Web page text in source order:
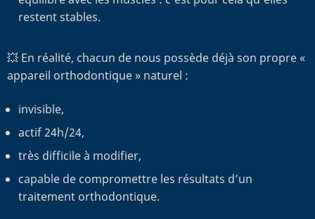
restent stables.
💥 En réalité, chacun de nous possède déjà son propre «
appareil orthodontique » naturel :
invisible,
actif 24h/24,
très difficile à modifier,
capable de compromettre les résultats d’un
traitement orthodontique.